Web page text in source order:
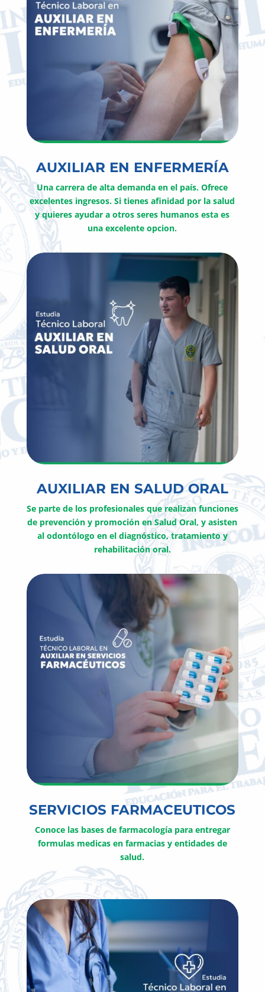
AUXILIAR EN ENFERMERÍA
Una carrera de alta demanda en el país. Ofrece
excelentes ingresos. Si tienes afinidad por la salud
y quieres ayudar a otros seres humanos esta es
una excelente opcion.
AUXILIAR EN SALUD ORAL
Se parte de los profesionales que realizan funciones
de prevención y promoción en Salud Oral, y asisten
al odontólogo en el diagnóstico, tratamiento y
rehabilitación oral.
SERVICIOS FARMACEUTICOS
Conoce las bases de farmacología para entregar
formulas medicas en farmacias y entidades de
salud.